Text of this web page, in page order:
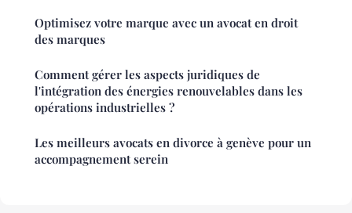
Optimisez votre marque avec un avocat en droit
des marques
Comment gérer les aspects juridiques de
l'intégration des énergies renouvelables dans les
opérations industrielles ?
Les meilleurs avocats en divorce à genève pour un
accompagnement serein